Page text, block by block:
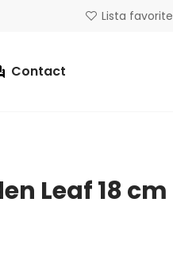
Lista favorite
Contact
Leaf 18 cm